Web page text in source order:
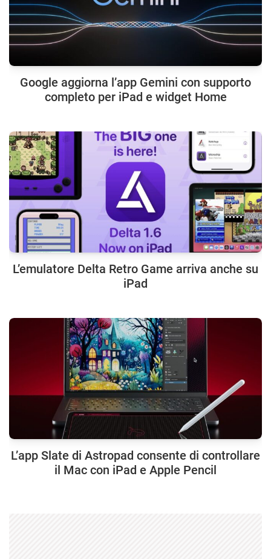
Google aggiorna l’app Gemini con supporto
completo per iPad e widget Home
L’emulatore Delta Retro Game arriva anche su
iPad
L’app Slate di Astropad consente di controllare
il Mac con iPad e Apple Pencil